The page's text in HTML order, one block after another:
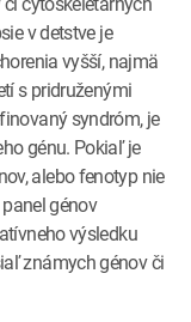
v detstve je
vyšší, najmä
s pridruženými
syndróm, je
génu. Pokiaľ je
alebo fenotyp nie
génov
výsledku
známych génov či